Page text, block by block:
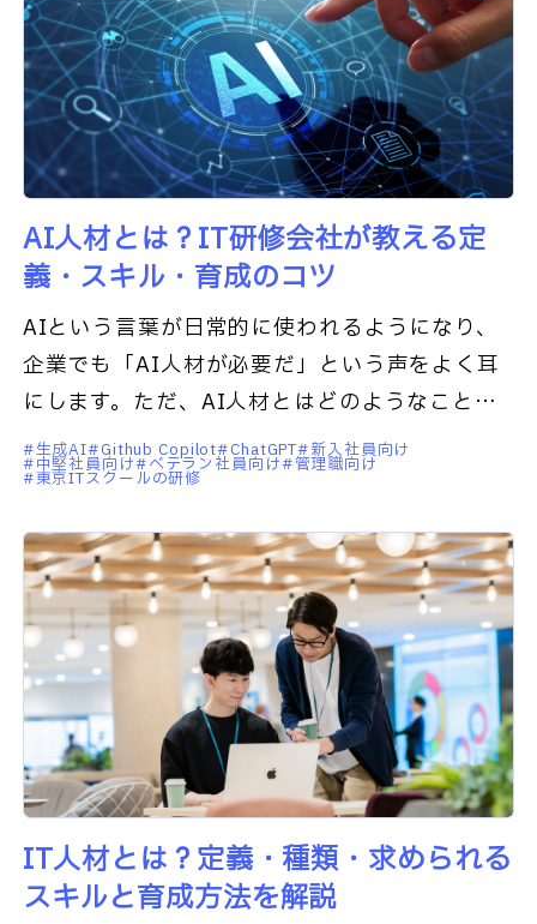
AI人材とは？IT研修会社が教える定
義・スキル・育成のコツ
AIという言葉が日常的に使われるようになり、
企業でも「AI人材が必要だ」という声をよく耳
にします。ただ、AI人材とはどのようなことを
する人材なのか、どう人材を確保すればいいの
かは、実はよく分かっていな
生成AI Github Copilot ChatGPT 新入社員向け
中堅社員向け ベテラン社員向け 管理職向け
東京ITスクールの研修
IT人材とは？定義・種類・求められる
スキルと育成方法を解説